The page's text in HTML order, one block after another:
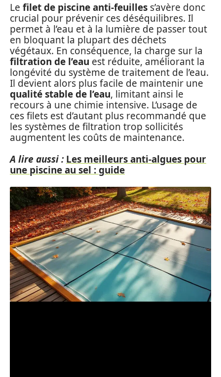
Le filet de piscine anti-feuilles s’avère donc
crucial pour prévenir ces déséquilibres. Il
permet à l’eau et à la lumière de passer tout
en bloquant la plupart des déchets
végétaux. En conséquence, la charge sur la
filtration de l’eau est réduite, améliorant la
longévité du système de traitement de l’eau.
Il devient alors plus facile de maintenir une
qualité stable de l’eau, limitant ainsi le
recours à une chimie intensive. L’usage de
ces filets est d’autant plus recommandé que
les systèmes de filtration trop sollicités
augmentent les coûts de maintenance.
A lire aussi : Les meilleurs anti-algues pour
une piscine au sel : guide